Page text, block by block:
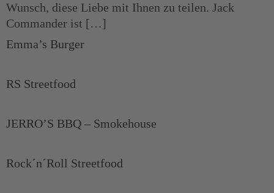
Wunsch, diese Liebe mit Ihnen zu teilen. Jack
Commander ist […]
Emma’s Burger
RS Streetfood
JERRO’S BBQ – Smokehouse
Rock´n´Roll Streetfood